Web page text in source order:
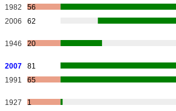
1982
56
2006 62
1946 20
2007
81
1991 65
1927
1